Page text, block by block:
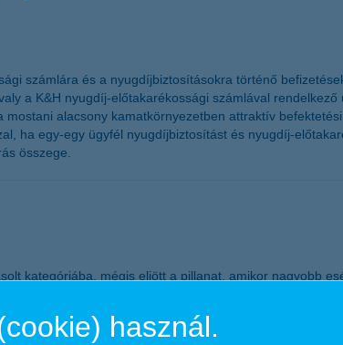
számlára és a nyugdíjbiztosításokra történő
a K&H nyugdíj-előtakarékossági számlával
alacsony kamatkörnyezetben attraktív
ha egy-egy ügyfél nyugdíjbiztosítást és nyugdíj-
összege.
kategóriába, mégis eljött a pillanat, amikor nagyobb
használ.